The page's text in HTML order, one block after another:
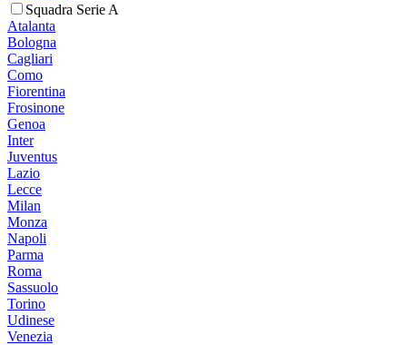
Squadra Serie A
Atalanta
Bologna
Cagliari
Como
Fiorentina
Frosinone
Genoa
Inter
Juventus
Lazio
Lecce
Milan
Monza
Napoli
Parma
Roma
Sassuolo
Torino
Udinese
Venezia